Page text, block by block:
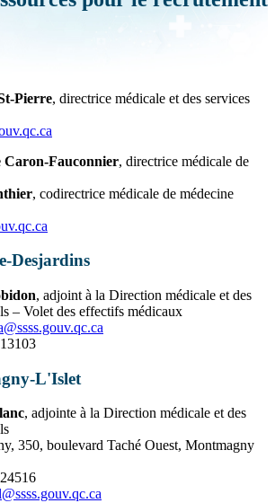
Pierre, directrice médicale et des services
Caron-Fauconnier, directrice médicale de
, codirectrice médicale de médecine
.ca
Desjardins
, adjoint à la Direction médicale et des
– Volet des effectifs médicaux
@ssss.gouv.qc.ca
L'Islet
, adjointe à la Direction médicale et des
350, boulevard Taché Ouest, Montmagny
@ssss.gouv.qc.ca